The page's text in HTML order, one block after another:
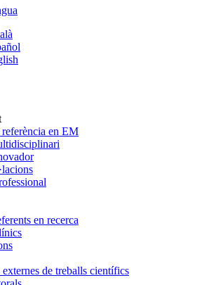
referència en EM
en recerca
de treballs científics